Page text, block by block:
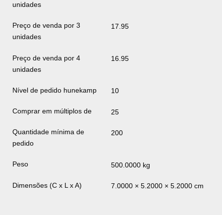
unidades
Preço de venda por 3
unidades
17.95
Preço de venda por 4
unidades
16.95
Nível de pedido hunekamp 10
Comprar em múltiplos de 25
Quantidade mínima de
pedido
200
Peso 500.0000 kg
Dimensões (C x L x A) 7.0000 × 5.2000 × 5.2000 cm